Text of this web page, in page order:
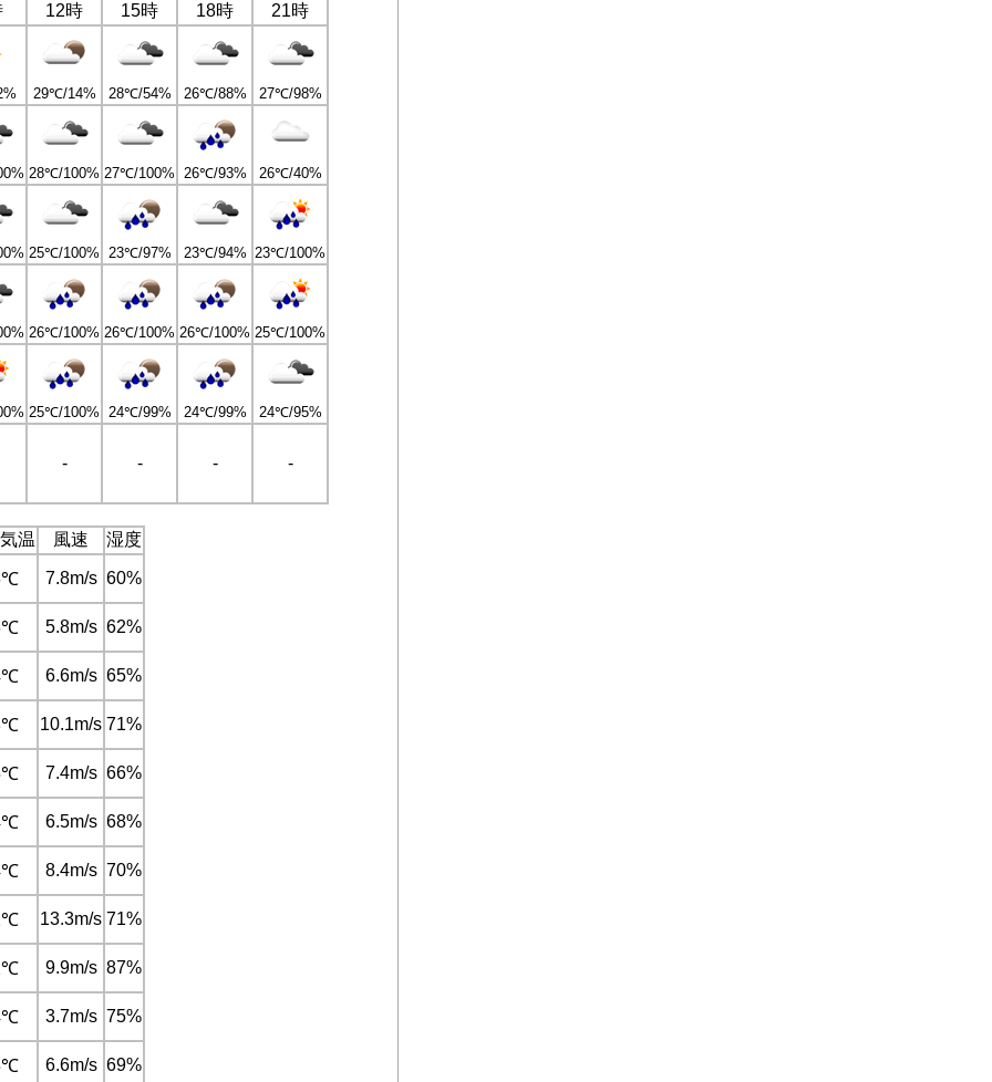
12時 15時 18時 21時
29℃/14% 28℃/54% 26℃/88% 27℃/98%
28℃/100% 27℃/100% 26℃/93% 26℃/40%
25℃/100% 23℃/97% 23℃/94% 23℃/100%
26℃/100% 26℃/100% 26℃/100% 25℃/100%
25℃/100% 24℃/99% 24℃/99% 24℃/95%
- - - -
温 風速 湿度
7.8m/s 60%
5.8m/s 62%
6.6m/s 65%
10.1m/s 71%
7.4m/s 66%
6.5m/s 68%
8.4m/s 70%
13.3m/s 71%
9.9m/s 87%
3.7m/s 75%
6.6m/s 69%